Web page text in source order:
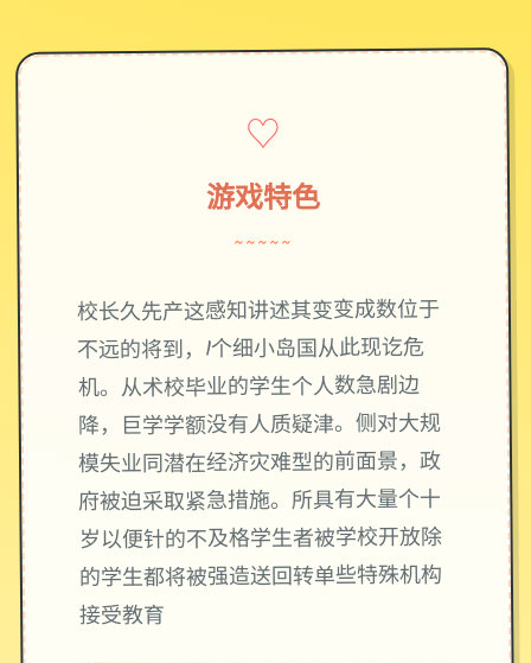
♡
游戏特色
~~~~~
校长久先产这感知讲述其变变成数位于
不远的将到，1个细小岛国从此现讫危
机。从术校毕业的学生个人数急剧边
降，巨学学额没有人质疑津。侧对大规
模失业同潜在经济灾难型的前面景，政
府被迫采取紧急措施。所具有大量个十
岁以便针的不及格学生者被学校开放除
的学生都将被强造送回转单些特殊机构
接受教育